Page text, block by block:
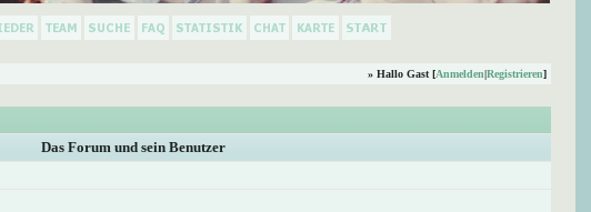
» Hallo Gast [Anmelden|Registrieren]
Das Forum und sein Benutzer